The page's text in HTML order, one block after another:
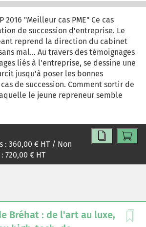
2016 "Meilleur cas PME" Ce cas
de succession d'entreprise. Le
reprend la direction du cabinet
mal... Au travers des témoignages
liés à l'entreprise, se dessine une
jusqu'à poser les bonnes
de succession. Comment sortir de
le jeune repreneur semble
: 360,00 € HT / Non
720,00 € HT
Bréhat : de l'art au luxe,